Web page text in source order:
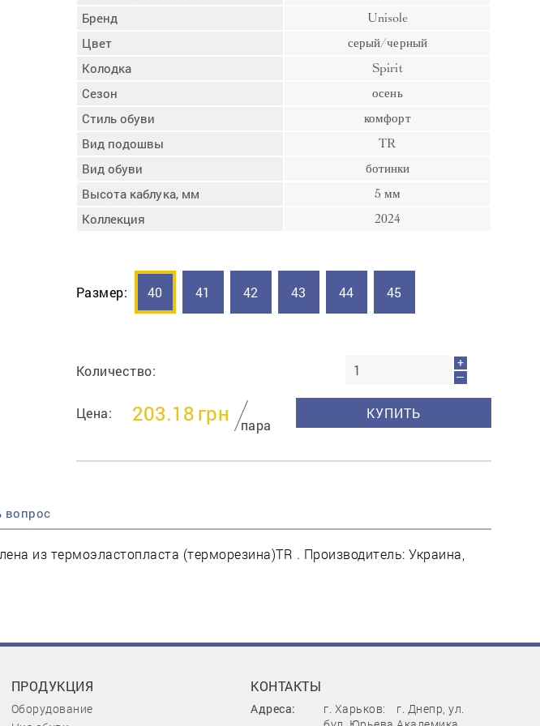
пресс
Гвозди
Ампулы
Иглы
Бренд Unisole
Цвет серый/черный
Колодка Spirit
Сезон осень
Стиль обуви комфорт
Вид подошвы TR
Вид обуви ботинки
Высота каблука, мм 5 мм
Коллекция 2024
Размер: 40 41 42 43 44 45
Количество:
+
—
Цена: 203.18грн пара
КУПИТЬ
вопрос
из термоэластопласта (терморезина)TR . Производитель: Украина,
ПРОДУКЦИЯ
Оборудование
КОНТАКТЫ
Адреса:
г. Харьков:
г. Днепр, ул.